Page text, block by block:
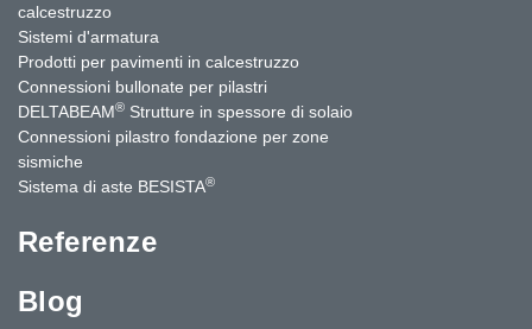
calcestruzzo
Sistemi d'armatura
Prodotti per pavimenti in calcestruzzo
Connessioni bullonate per pilastri
DELTABEAM® Strutture in spessore di solaio
Connessioni pilastro fondazione per zone
sismiche
Sistema di aste BESISTA®
Referenze
Blog